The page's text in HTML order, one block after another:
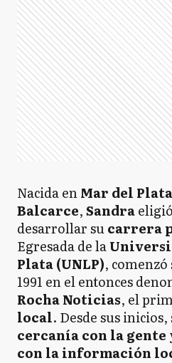
Nacida enMar del Plata
Balcarce,Sandraeligió
desarrollar sucarrera
Egresada de la
Plata (UNLP),
1991 en el entonces
Rocha Noticias, el
local. Desde sus
cercanía con la gente
con la información